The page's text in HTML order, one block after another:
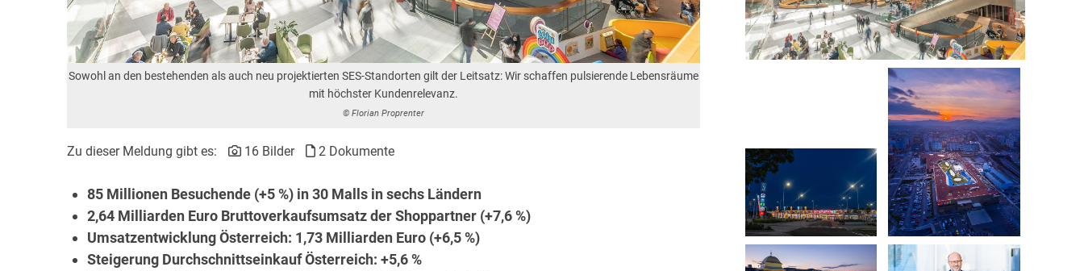
Sowohl an den bestehenden als auch neu projektierten SES-Standorten gilt der Leitsatz: Wir schaffen pulsierende Lebensräume
mit höchster Kundenrelevanz.
© Florian Proprenter
Zu dieser Meldung gibt es: 16 Bilder 2 Dokumente
85 Millionen Besuchende (+5 %) in 30 Malls in sechs Ländern
2,64 Milliarden Euro Bruttoverkaufsumsatz der Shoppartner (+7,6 %)
Umsatzentwicklung Österreich: 1,73 Milliarden Euro (+6,5 %)
Steigerung Durchschnittseinkauf Österreich: +5,6 %